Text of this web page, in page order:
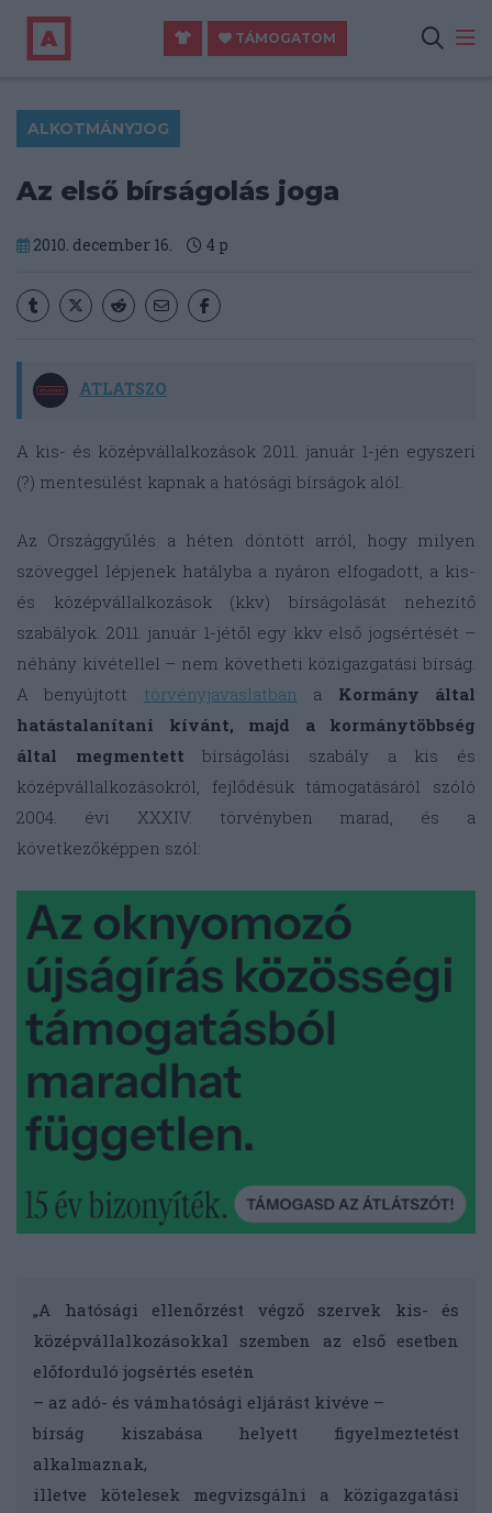
TÁMOGATOM
ALKOTMÁNYJOG
Az első bírságolás joga
2010. december 16. 4 p
ATLATSZO
A kis- és középvállalkozások 2011. január 1-jén egyszeri
(?) mentesülést kapnak a hatósági bírságok alól.
Az Országgyűlés a héten döntött arról, hogy milyen
szöveggel lépjenek hatályba a nyáron elfogadott, a kis-
és középvállalkozások (kkv) bírságolását nehezítő
szabályok. 2011. január 1-jétől egy kkv első jogsértését –
néhány kivétellel – nem követheti közigazgatási bírság.
A benyújtott törvényjavaslatban a Kormány által
hatástalanítani kívánt, majd a kormánytöbbség
által megmentett bírságolási szabály a kis és
középvállalkozásokról, fejlődésük támogatásáról szóló
2004. évi XXXIV. törvényben marad, és a
következőképpen szól:
„A hatósági ellenőrzést végző szervek kis- és
középvállalkozásokkal szemben az első esetben
előforduló jogsértés esetén
– az adó- és vámhatósági eljárást kivéve –
bírság kiszabása helyett figyelmeztetést
alkalmaznak,
illetve kötelesek megvizsgálni a közigazgatási